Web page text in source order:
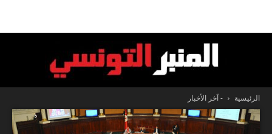
المنبر
الرئيسية - آخر الأخبار